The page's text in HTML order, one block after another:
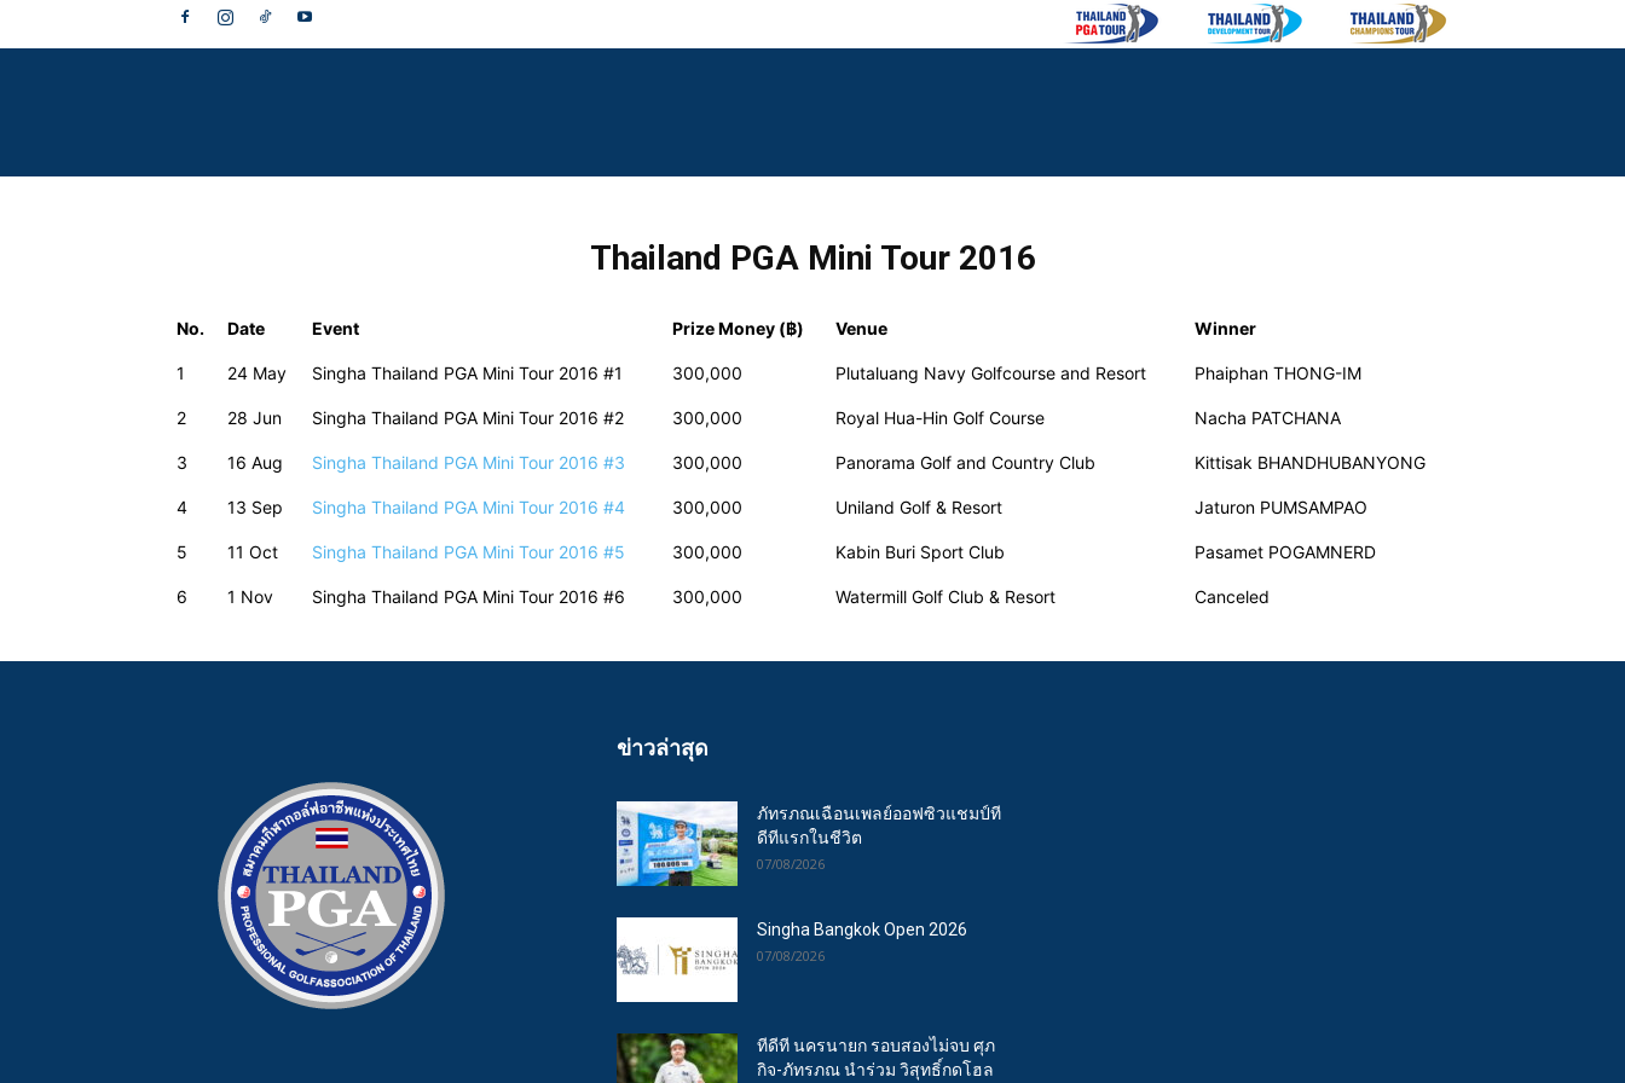
Thailand PGA Mini Tour 2016
No. Date Event Prize Money (฿) Venue Winner
1 24 May Singha Thailand PGA Mini Tour 2016 #1 300,000 Plutaluang Navy Golfcourse and Resort Phaiphan THONG-IM
2 28 Jun Singha Thailand PGA Mini Tour 2016 #2 300,000 Royal Hua-Hin Golf Course Nacha PATCHANA
3 16 Aug Singha Thailand PGA Mini Tour 2016 #3 300,000 Panorama Golf and Country Club Kittisak BHANDHUBANYONG
4 13 Sep Singha Thailand PGA Mini Tour 2016 #4 300,000 Uniland Golf & Resort Jaturon PUMSAMPAO
5 11 Oct Singha Thailand PGA Mini Tour 2016 #5 300,000 Kabin Buri Sport Club Pasamet POGAMNERD
6 1 Nov Singha Thailand PGA Mini Tour 2016 #6 300,000 Watermill Golf Club & Resort Canceled
ข่าวล่าสุด
ภัทรภณเฉือนเพลย์ออฟซิวแชมป์ที
ดีทีแรกในชีวิต
07/08/2026
Singha Bangkok Open 2026
07/08/2026
ทีดีที นครนายก รอบสองไม่จบ ศุภ
กิจ-ภัทรภณ นำร่วม วิสุทธิ์กดโฮล